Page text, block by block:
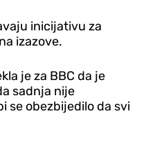
inicijativu za
izazove.
je za BBC da je
sadnja nije
se obezbijedilo da svi